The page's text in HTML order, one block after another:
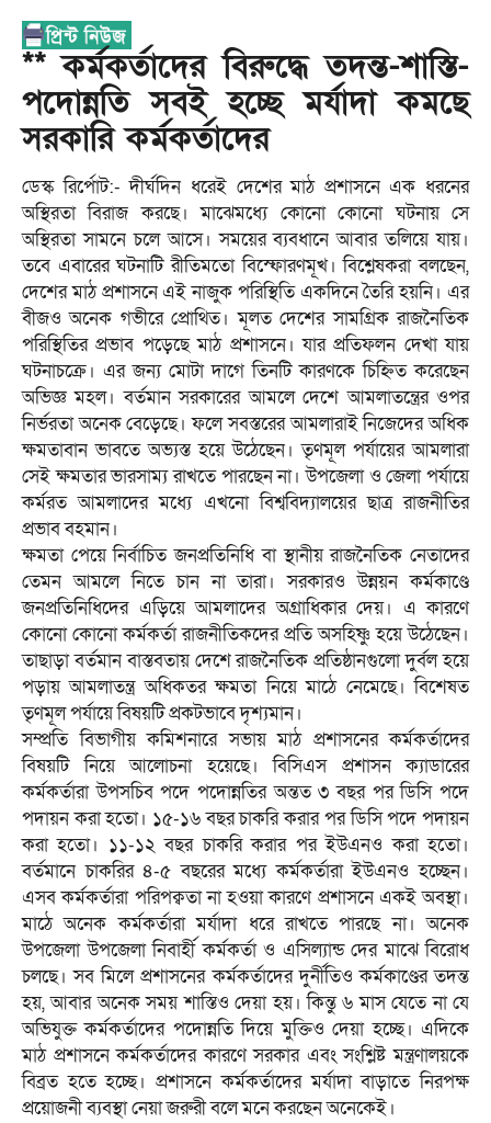
** কর্মকর্তাদের বিরুদ্ধে তদন্ত-শাস্তি-
পদোন্নতি সবই হচ্ছে মর্যাদা কমছে
সরকারি কর্মকর্তাদের
ডেস্ক রির্পোট:- দীর্ঘদিন ধরেই দেশের মাঠ প্রশাসনে এক ধরনের
অস্থিরতা বিরাজ করছে। মাঝেমধ্যে কোনো কোনো ঘটনায় সে
অস্থিরতা সামনে চলে আসে। সময়ের ব্যবধানে আবার তলিয়ে যায়।
তবে এবারের ঘটনাটি রীতিমতো বিস্ফোরণমূখ। বিশ্লেষকরা বলছেন,
দেশের মাঠ প্রশাসনে এই নাজুক পরিস্থিতি একদিনে তৈরি হয়নি। এর
বীজও অনেক গভীরে প্রোথিত। মূলত দেশের সামগ্রিক রাজনৈতিক
পরিস্থিতির প্রভাব পড়েছে মাঠ প্রশাসনে। যার প্রতিফলন দেখা যায়
ঘটনাচক্রে। এর জন্য মোটা দাগে তিনটি কারণকে চিহ্নিত করেছেন
অভিজ্ঞ মহল। বর্তমান সরকারের আমলে দেশে আমলাতন্ত্রের ওপর
নির্ভরতা অনেক বেড়েছে। ফলে সবস্তরের আমলারাই নিজেদের অধিক
ক্ষমতাবান ভাবতে অভ্যস্ত হয়ে উঠেছেন। তৃণমূল পর্যায়ের আমলারা
সেই ক্ষমতার ভারসাম্য রাখতে পারছেন না। উপজেলা ও জেলা পর্যায়ে
কর্মরত আমলাদের মধ্যে এখনো বিশ্ববিদ্যালয়ের ছাত্র রাজনীতির
প্রভাব বহমান।
ক্ষমতা পেয়ে নির্বাচিত জনপ্রতিনিধি বা স্থানীয় রাজনৈতিক নেতাদের
তেমন আমলে নিতে চান না তারা। সরকারও উন্নয়ন কর্মকাণ্ডে
জনপ্রতিনিধিদের এড়িয়ে আমলাদের অগ্রাধিকার দেয়। এ কারণে
কোনো কোনো কর্মকর্তা রাজনীতিকদের প্রতি অসহিষ্ণু হয়ে উঠেছেন।
তাছাড়া বর্তমান বাস্তবতায় দেশে রাজনৈতিক প্রতিষ্ঠানগুলো দুর্বল হয়ে
পড়ায় আমলাতন্ত্র অধিকতর ক্ষমতা নিয়ে মাঠে নেমেছে। বিশেষত
তৃণমূল পর্যায়ে বিষয়টি প্রকটভাবে দৃশ্যমান।
সম্প্রতি বিভাগীয় কমিশনারে সভায় মাঠ প্রশাসনের কর্মকর্তাদের
বিষয়টি নিয়ে আলোচনা হয়েছে। বিসিএস প্রশাসন ক্যাডারের
কর্মকর্তারা উপসচিব পদে পদোন্নতির অন্তত ৩ বছর পর ডিসি পদে
পদায়ন করা হতো। ১৫-১৬ বছর চাকরি করার পর ডিসি পদে পদায়ন
করা হতো। ১১-১২ বছর চাকরি করার পর ইউএনও করা হতো।
বর্তমানে চাকরির ৪-৫ বছরের মধ্যে কর্মকর্তারা ইউএনও হচ্ছেন।
এসব কর্মকর্তারা পরিপক্বতা না হওয়া কারণে প্রশাসনে একই অবস্থা।
মাঠে অনেক কর্মকর্তারা মর্যাদা ধরে রাখতে পারছে না। অনেক
উপজেলা উপজেলা নিবার্হী কর্মকর্তা ও এসিল্যান্ড দের মাঝে বিরোধ
চলছে। সব মিলে প্রশাসনের কর্মকর্তাদের দুর্নীতিও কর্মকাণ্ডের তদন্ত
হয়, আবার অনেক সময় শাস্তিও দেয়া হয়। কিন্তু ৬ মাস যেতে না যে
অভিযুক্ত কর্মকর্তাদের পদোন্নতি দিয়ে মুক্তিও দেয়া হচ্ছে। এদিকে
মাঠ প্রশাসনে কর্মকর্তাদের কারণে সরকার এবং সংশ্লিষ্ট মন্ত্রণালয়কে
বিব্রত হতে হচ্ছে। প্রশাসনে কর্মকর্তাদের মর্যাদা বাড়াতে নিরপক্ষ
প্রয়োজনী ব্যবস্থা নেয়া জরুরী বলে মনে করছেন অনেকেই।